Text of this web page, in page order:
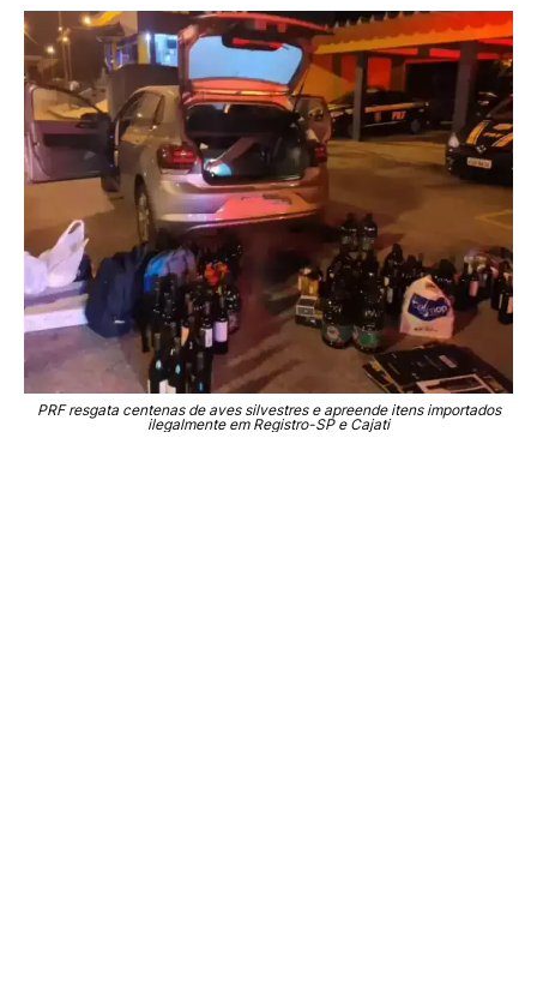
PRF resgata centenas de aves silvestres e apreende itens importados
ilegalmente em Registro-SP e Cajati